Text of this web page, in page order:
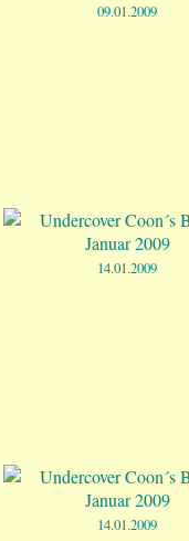
09.01.2009
14.01.2009
14.01.2009